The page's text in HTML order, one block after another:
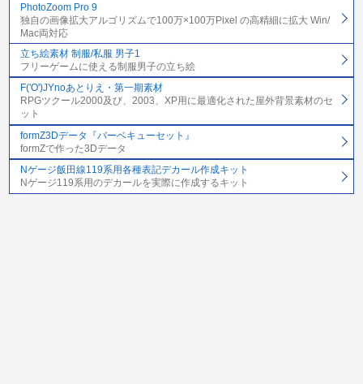
PhotoZoom Pro 9
独自の画像拡大アルゴリズムで100万×100万Pixel の高精細に拡大 Win/
Mac両対応
立ち絵素材 制服/私服 男子1
フリーゲームに使える制服男子の立ち絵
F('O')JYnoあとりえ・第一期素材
RPGツクール2000及び、2003、XP用に最適化された屋外背景素材のセ
ット
formZ3Dデータ『バーベキューセット』
formZで作った3Dデータ
Nゲージ飯田線119系用各種表記デカール作成キット
Nゲージ119系用のデカールを実際に作成するキット